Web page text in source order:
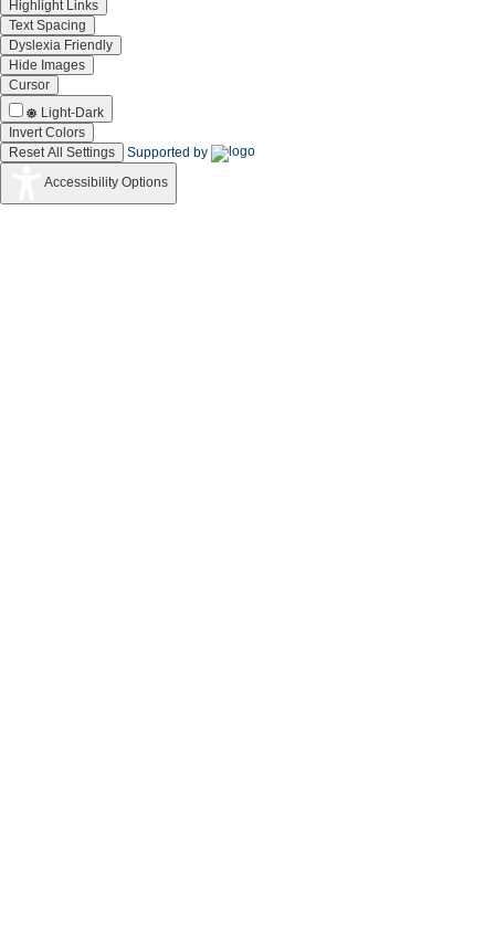
Highlight Links
Text Spacing
Dyslexia Friendly
Hide Images
Cursor
Light-Dark
Invert Colors
Reset All Settings
Supported by
Accessibility Options